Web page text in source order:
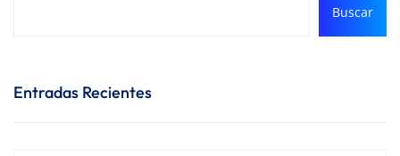
Buscar
Entradas Recientes